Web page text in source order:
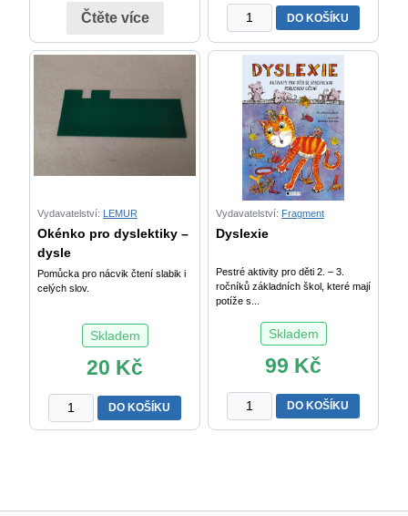
Čtěte více
KARTY
S
NÁSOBILKOU:
NÁSOBENÍ
množství
DO KOŠÍKU
Vydavatelství: LEMUR
Okénko pro dyslektiky –
dysle
Pomůcka pro nácvik čtení slabik i
celých slov.
Skladem
20 Kč
Okénko
pro
DO KOŠÍKU
Vydavatelství: Fragment
Dyslexie
Pestré aktivity pro děti 2. – 3.
ročníků základních škol, které mají
potíže s...
Skladem
99 Kč
Dyslexie
množství
DO KOŠÍKU